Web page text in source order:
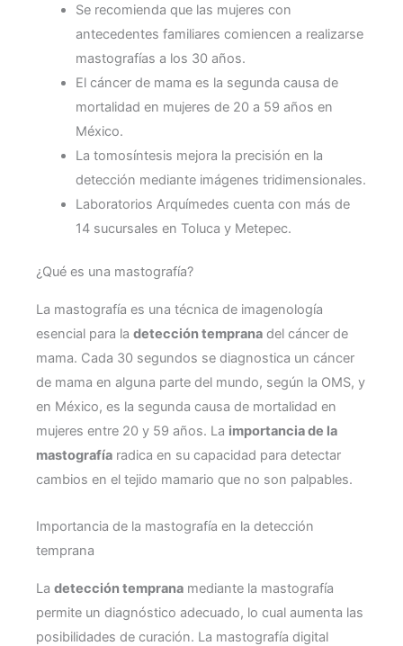
Se recomienda que las mujeres con
antecedentes familiares comiencen a realizarse
mastografías a los 30 años.
El cáncer de mama es la segunda causa de
mortalidad en mujeres de 20 a 59 años en
México.
La tomosíntesis mejora la precisión en la
detección mediante imágenes tridimensionales.
Laboratorios Arquímedes cuenta con más de
14 sucursales en Toluca y Metepec.
¿Qué es una mastografía?
La mastografía es una técnica de imagenología
esencial para la detección temprana del cáncer de
mama. Cada 30 segundos se diagnostica un cáncer
de mama en alguna parte del mundo, según la OMS, y
en México, es la segunda causa de mortalidad en
mujeres entre 20 y 59 años. La importancia de la
mastografía radica en su capacidad para detectar
cambios en el tejido mamario que no son palpables.
Importancia de la mastografía en la detección
temprana
La detección temprana mediante la mastografía
permite un diagnóstico adecuado, lo cual aumenta las
posibilidades de curación. La mastografía digital